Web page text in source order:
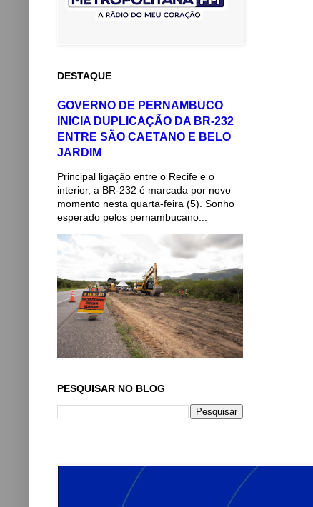
DESTAQUE
GOVERNO DE PERNAMBUCO
INICIA DUPLICAÇÃO DA BR-232
ENTRE SÃO CAETANO E BELO
JARDIM
Principal ligação entre o Recife e o
interior, a BR-232 é marcada por novo
momento nesta quarta-feira (5). Sonho
esperado pelos pernambucano...
PESQUISAR NO BLOG